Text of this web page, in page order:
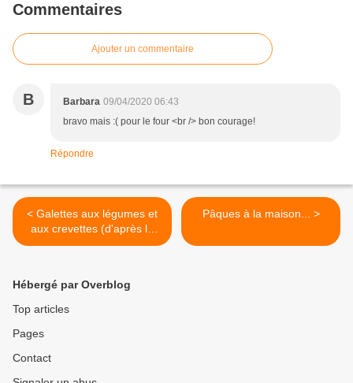
Commentaires
Ajouter un commentaire
B Barbara 09/04/2020 06:43
bravo mais :( pour le four <br /> bon courage!
Répondre
< Galettes aux légumes et
aux crevettes (d'après la
recette coréenne pajeon)
Pâques à la maison... >
Hébergé par Overblog
Top articles
Pages
Contact